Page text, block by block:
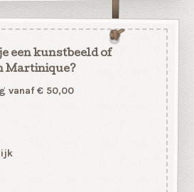
een kunstbeeld of
Martinique?
vanaf € 50,00